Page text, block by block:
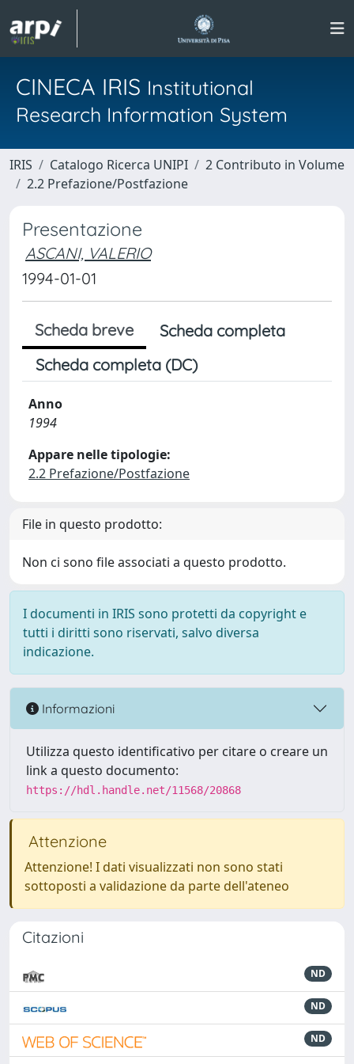
CINECA IRIS Institutional
Research Information System
IRIS Catalogo Ricerca UNIPI
2 Contributo in Volume
2.2 Prefazione/Postfazione
Presentazione
ASCANI, VALERIO
1994-01-01
Scheda breve
Scheda completa
Scheda completa (DC)
Anno
1994
Appare nelle tipologie:
2.2 Prefazione/Postfazione
File in questo prodotto:
Non ci sono file associati a questo prodotto.
I documenti in IRIS sono protetti da copyright e
tutti i diritti sono riservati, salvo diversa
indicazione.
Informazioni
Utilizza questo identificativo per citare o creare un
link a questo documento:
https://hdl.handle.net/11568/20868
Attenzione
Attenzione! I dati visualizzati non sono stati
sottoposti a validazione da parte dell'ateneo
Citazioni
ND
ND
ND